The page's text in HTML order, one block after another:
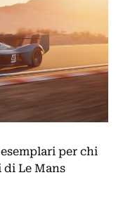
per chi
Le Mans